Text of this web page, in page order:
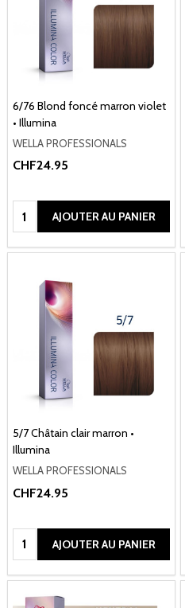
6/76 Blond foncé marron violet
• Illumina
WELLA PROFESSIONALS
CHF24.95
Quantité:AJOUTER AU PANIER
5/7 Châtain clair marron •
Illumina
WELLA PROFESSIONALS
CHF24.95
Quantité:AJOUTER AU PANIER